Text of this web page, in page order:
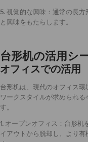
5. 視覚的な興味：通常の長
と興味をもたらします。
台形机の活用シ
オフィスでの活用
台形机は、現代のオフィス
ワークスタイルが求められ
す。
1. オープンオフィス：台形
イアウトから脱却し、より